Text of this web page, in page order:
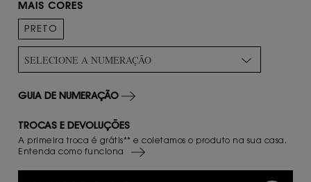
MAIS CORES
PRETO
SELECIONE A NUMERAÇÃO
GUIA DE NUMERAÇÃO
TROCAS E DEVOLUÇÕES
A primeira troca é grátis** e coletamos o produto na sua casa.
Entenda como funciona